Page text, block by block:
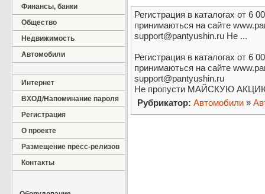
Финансы, банки
Общество
Недвижимость
Автомобили
Интернет
ВХОД/Напоминание пароля
Регистрация
О проекте
Размещение пресс-релизов
Контакты
Регистрация в каталогах от 6
принимаються на сайте
support@pantyushin.ru Не ...
Регистрация в каталогах от 6
принимаються на сайте
support@pantyushin.ru
Не пропусти МАЙСКУЮ
Рубрикатор: Автомобили »